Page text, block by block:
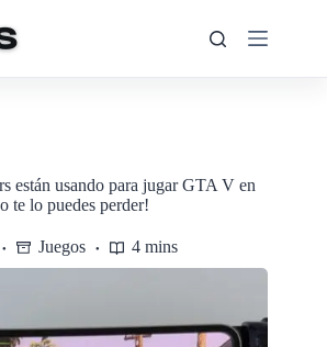
están usando para jugar GTA V en
te lo puedes perder!
Juegos 4 mins